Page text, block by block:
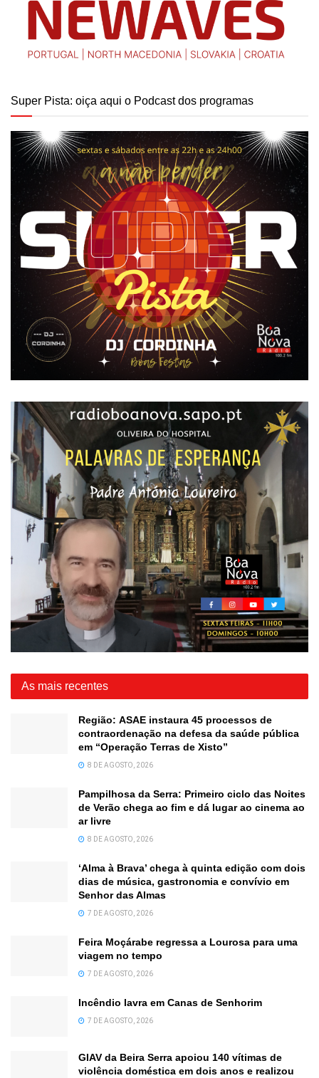
Super Pista: oiça aqui o Podcast dos programas
As mais recentes
Região: ASAE instaura 45 processos de
contraordenação na defesa da saúde pública
em “Operação Terras de Xisto”
8 DE AGOSTO, 2026
Pampilhosa da Serra: Primeiro ciclo das Noites
de Verão chega ao fim e dá lugar ao cinema ao
ar livre
8 DE AGOSTO, 2026
‘Alma à Brava’ chega à quinta edição com dois
dias de música, gastronomia e convívio em
Senhor das Almas
7 DE AGOSTO, 2026
Feira Moçárabe regressa a Lourosa para uma
viagem no tempo
7 DE AGOSTO, 2026
Incêndio lavra em Canas de Senhorim
7 DE AGOSTO, 2026
GIAV da Beira Serra apoiou 140 vítimas de
violência doméstica em dois anos e realizou